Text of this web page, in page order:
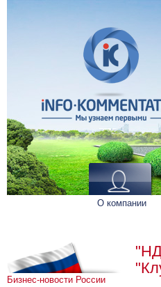
О компании
Бизнес-новости России